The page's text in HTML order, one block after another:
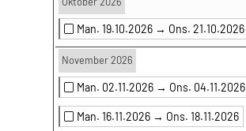
Man. 19.10.2026 → Ons. 21.10.2026
November 2026
Man. 02.11.2026 → Ons. 04.11.2026
Man. 16.11.2026 → Ons. 18.11.2026